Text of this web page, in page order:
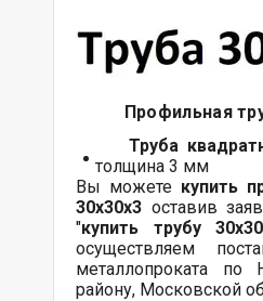
Профильная
Труба
толщина 3 мм
Вы можете купить
30х30х3 оставив
"купить трубу
осуществляем
металлопроката по
району, Московской